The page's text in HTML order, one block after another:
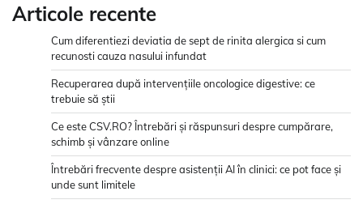
Articole recente
Cum diferentiezi deviatia de sept de rinita alergica si cum
recunosti cauza nasului infundat
Recuperarea după intervențiile oncologice digestive: ce
trebuie să știi
Ce este CSV.RO? Întrebări și răspunsuri despre cumpărare,
schimb și vânzare online
Întrebări frecvente despre asistenții AI în clinici: ce pot face și
unde sunt limitele